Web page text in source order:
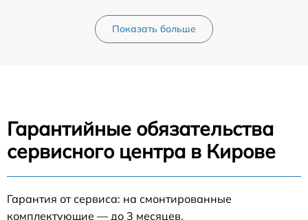
Показать больше
Гарантийные обязательства
сервисного центра в Кирове
Гарантия от сервиса: на смонтированные
комплектующие — до 3 месяцев.